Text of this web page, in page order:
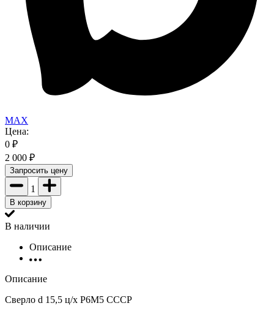
MAX
Цена:
0 ₽
2 000 ₽
Запросить цену
1
В корзину
В наличии
Описание
Описание
Сверло d 15,5 ц/х Р6М5 СССР